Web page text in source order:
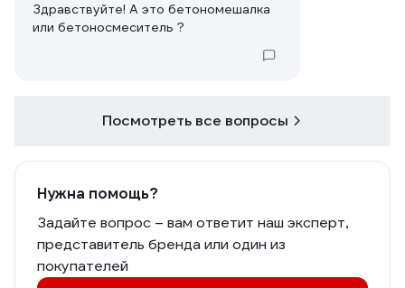
Здравствуйте! А это бетономешалка
или бетоносмеситель ?
Посмотреть все вопросы
Нужна помощь?
Задайте вопрос – вам ответит наш эксперт,
представитель бренда или один из
покупателей